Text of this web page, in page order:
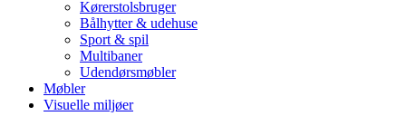
Kørerstolsbruger
Bålhytter & udehuse
Sport & spil
Multibaner
Udendørsmøbler
Møbler
Visuelle miljøer